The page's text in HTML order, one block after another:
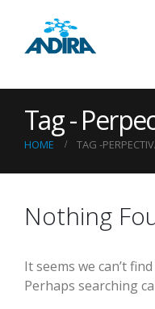
Tag -
HOME TAG -
Nothing
It seems we can’t
Perhaps searching